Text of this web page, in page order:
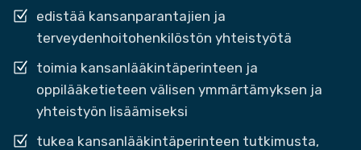
edistää kansanparantajien ja
terveydenhoitohenkilöstön yhteistyötä
toimia kansanlääkintäperinteen ja
oppilääketieteen välisen ymmärtämyksen ja
yhteistyön lisäämiseksi
tukea kansanlääkintäperinteen tutkimusta,